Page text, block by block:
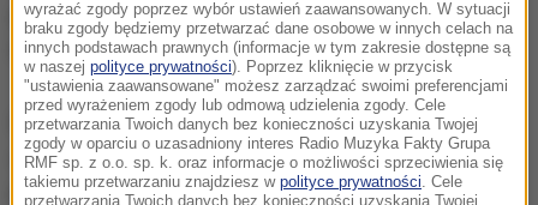
przez władze ligi. Ma zagrać w szóstej kolejce
ligowej w specjalnej protezie.
Do tragedii doszło 7 września 2013 roku, gdy jadąc z
węgierską drużyną UNI Gyoer, młodziutka
koszykarka uczestniczyła w wypadku drogowym.
wyrażać zgody poprzez wybór ustawień zaawansowanych. W sytuacji
braku zgody będziemy przetwarzać dane osobowe w innych celach na
innych podstawach prawnych (informacje w tym zakresie dostępne są
w naszej polityce prywatności). Poprzez kliknięcie w przycisk
"ustawienia zaawansowane" możesz zarządzać swoimi preferencjami
przed wyrażeniem zgody lub odmową udzielenia zgody. Cele
przetwarzania Twoich danych bez konieczności uzyskania Twojej
zgody w oparciu o uzasadniony interes Radio Muzyka Fakty Grupa
RMF sp. z o.o. sp. k. oraz informacje o możliwości sprzeciwienia się
takiemu przetwarzaniu znajdziesz w polityce prywatności. Cele
przetwarzania Twoich danych bez konieczności uzyskania Twojej